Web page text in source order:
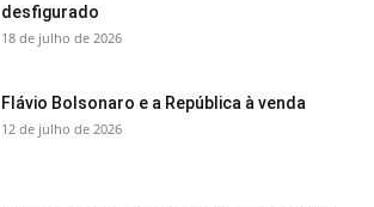
desfigurado
18 de julho de 2026
Flávio Bolsonaro e a República à venda
12 de julho de 2026